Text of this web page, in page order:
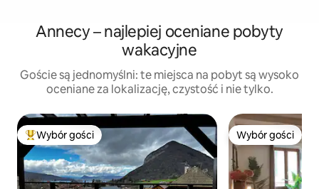
Annecy – najlepiej oceniane pobyty
wakacyjne
Goście są jednomyślni: te miejsca na pobyt są wysoko
oceniane za lokalizację, czystość i nie tylko.
Najpopularniejsze z kategorii Wybór gości
Wybór gości Wybór gości
Wybór gości